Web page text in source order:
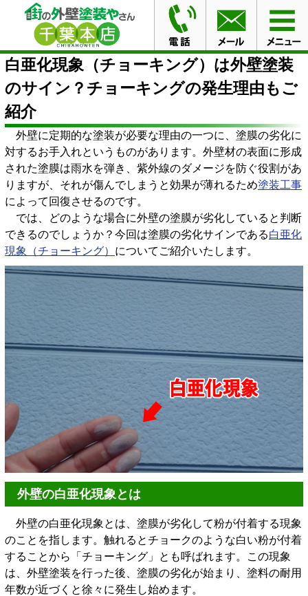
HOME ブログ
白亜化現象（チョーキング）は外壁塗装
のサイン？チョーキングの発生理由もご紹介
白亜化現象（チョーキング）は外壁塗装
のサイン？チョーキングの発生理由もご
紹介
外壁に定期的な塗装が必要な理由の一つに、塗膜の劣化に
対するお手入れというものがあります。外壁材の表面に形成
された塗膜は雨水を弾き、紫外線のダメージを防ぐ役割があ
りますが、それが傷んでしまうと効果が薄れるため塗装工事
によって回復させるのです。
では、どのような場合に外壁の塗膜が劣化していると判断
できるのでしょうか？今回は塗膜の劣化サインである白亜化
現象（チョーキング） についてご紹介いたします。
外壁の白亜化現象とは
外壁の白亜化現象とは、塗膜が劣化して粉が付着する現象
のことを指します。触れるとチョークのような白い粉が付着
することから「チョーキング」とも呼ばれます。この現象
は、外壁塗装を行った後、塗膜の劣化が始まり、塗料の耐用
年数が近づくと徐々に発生し始めます。